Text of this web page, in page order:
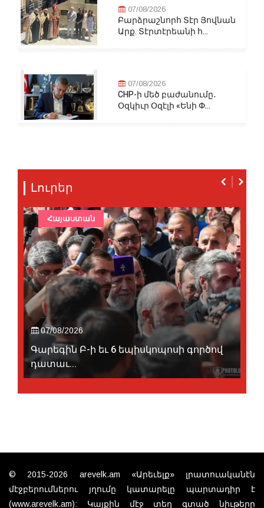
07/08/2026
Բարձրաշնորհ Տէր Յովնան
Արք. Տէրտէրեանի հ...
07/08/2026
CHP-ի մեծ բաժանումը․
Օզկիւր Օզէլի «Ենի Փ...
Լուրեր
07/08/2026
Գարեգին Բ-ի եւ 6 եպիսկոպոսի գործով
դատաւ...
Հայաստան
© 2015-2026 arevelk.am «Արեւելք» լրատուականէն
մէջբերումներու յղումը կատարելը պարտադիր է
(www.arevelk.am): Կայքին մէջ տեղ գտած նիւթերը